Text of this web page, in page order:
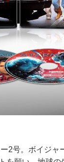
2号。ボイジャ